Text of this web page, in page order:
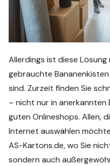
Allerdings ist diese
gebrauchte
sind. Zurzeit finden Sie
– nicht nur in anerkannten
guten Onlineshops. Allen,
Internet auswählen
AS-Kartons.de, wo Sie
sondern auch